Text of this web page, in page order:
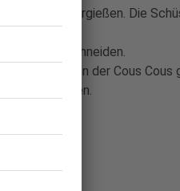
Brühe übergießen. Die
Brunoise schneiden.
Wenn der Cous Cous
nachwürzen.